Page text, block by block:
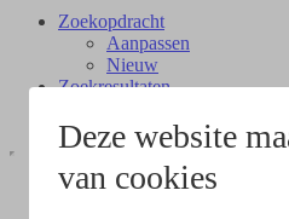
Deze website
van cookies
Zoekopdracht
Aanpassen
Nieuw
Zoekresultaten